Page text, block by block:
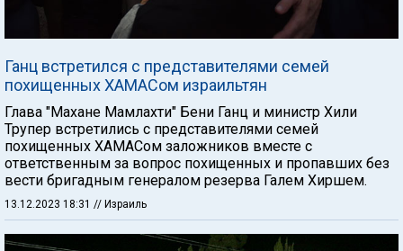
Ганц встретился с представителями семей
похищенных ХАМАСом израильтян
Глава "Махане Мамлахти" Бени Ганц и министр Хили
Трупер встретились с представителями семей
похищенных ХАМАСом заложников вместе с
ответственным за вопрос похищенных и пропавших без
вести бригадным генералом резерва Галем Хиршем.
13.12.2023 18:31 // Израиль